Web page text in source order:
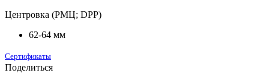
Центровка (РМЦ; DPP)
62-64 мм
Сертификаты
Поделиться